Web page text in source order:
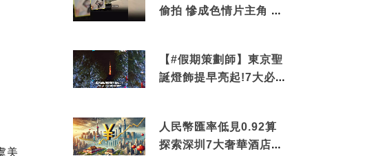
美
偷拍 慘成色情片主角 鏡
【#假期策劃師】東京聖
誕燈飾提早亮起!7大必去
人民幣匯率低見0.92算
探索深圳7大奢華酒店體